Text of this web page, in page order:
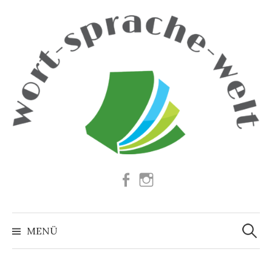
Facebook
MENÜ
Suchen
nach: